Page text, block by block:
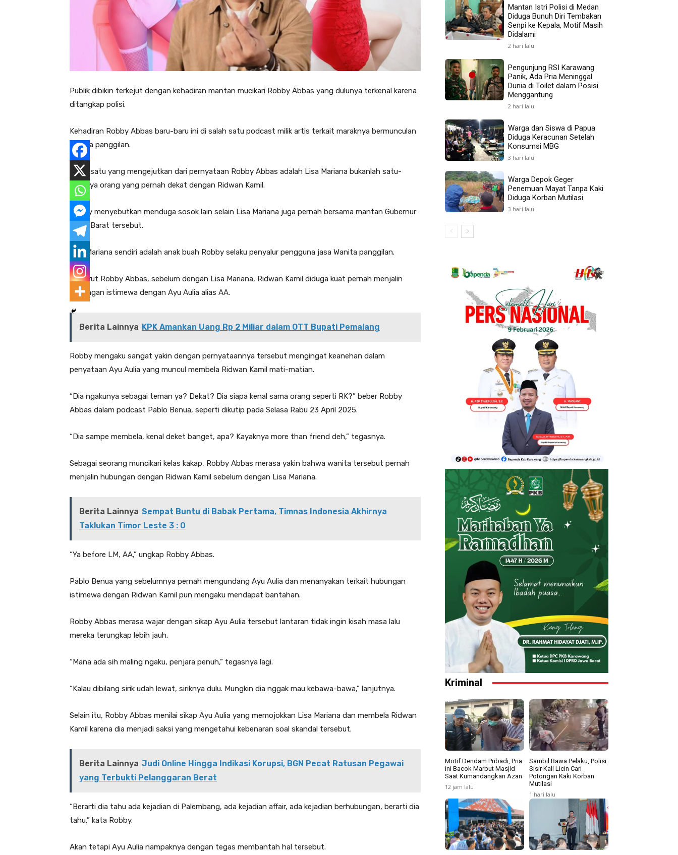
Publik dibikin terkejut dengan kehadiran mantan mucikari Robby Abbas yang dulunya terkenal karena
ditangkap polisi.
Kehadiran Robby Abbas baru-baru ini di salah satu podcast milik artis terkait maraknya bermunculan
wanita panggilan.
Salah satu yang mengejutkan dari pernyataan Robby Abbas adalah Lisa Mariana bukanlah satu-
satunya orang yang pernah dekat dengan Ridwan Kamil.
Robby menyebutkan menduga sosok lain selain Lisa Mariana juga pernah bersama mantan Gubernur
Jawa Barat tersebut.
Lisa Mariana sendiri adalah anak buah Robby selaku penyalur pengguna jasa Wanita panggilan.
Menurut Robby Abbas, sebelum dengan Lisa Mariana, Ridwan Kamil diduga kuat pernah menjalin
hubungan istimewa dengan Ayu Aulia alias AA.
Berita Lainnya KPK Amankan Uang Rp 2 Miliar dalam OTT Bupati Pemalang
Robby mengaku sangat yakin dengan pernyataannya tersebut mengingat keanehan dalam
penyataan Ayu Aulia yang muncul membela Ridwan Kamil mati-matian.
“Dia ngakunya sebagai teman ya? Dekat? Dia siapa kenal sama orang seperti RK?” beber Robby
Abbas dalam podcast Pablo Benua, seperti dikutip pada Selasa Rabu 23 April 2025.
“Dia sampe membela, kenal deket banget, apa? Kayaknya more than friend deh,” tegasnya.
Sebagai seorang muncikari kelas kakap, Robby Abbas merasa yakin bahwa wanita tersebut pernah
menjalin hubungan dengan Ridwan Kamil sebelum dengan Lisa Mariana.
Berita Lainnya Sempat Buntu di Babak Pertama, Timnas Indonesia Akhirnya
Taklukan Timor Leste 3 : 0
“Ya before LM, AA,” ungkap Robby Abbas.
Pablo Benua yang sebelumnya pernah mengundang Ayu Aulia dan menanyakan terkait hubungan
istimewa dengan Ridwan Kamil pun mengaku mendapat bantahan.
Robby Abbas merasa wajar dengan sikap Ayu Aulia tersebut lantaran tidak ingin kisah masa lalu
mereka terungkap lebih jauh.
“Mana ada sih maling ngaku, penjara penuh,” tegasnya lagi.
“Kalau dibilang sirik udah lewat, siriknya dulu. Mungkin dia nggak mau kebawa-bawa,” lanjutnya.
Selain itu, Robby Abbas menilai sikap Ayu Aulia yang memojokkan Lisa Mariana dan membela Ridwan
Kamil karena dia menjadi saksi yang mengetahui kebenaran soal skandal tersebut.
Berita Lainnya Judi Online Hingga Indikasi Korupsi, BGN Pecat Ratusan Pegawai
yang Terbukti Pelanggaran Berat
“Berarti dia tahu ada kejadian di Palembang, ada kejadian affair, ada kejadian berhubungan, berarti dia
tahu,” kata Robby.
Akan tetapi Ayu Aulia nampaknya dengan tegas membantah hal tersebut.
Mantan Istri Polisi di Medan
Diduga Bunuh Diri Tembakan
Senpi ke Kepala, Motif Masih
Didalami
2 hari lalu
Pengunjung RSI Karawang
Panik, Ada Pria Meninggal
Dunia di Toilet dalam Posisi
Menggantung
2 hari lalu
Warga dan Siswa di Papua
Diduga Keracunan Setelah
Konsumsi MBG
3 hari lalu
Warga Depok Geger
Penemuan Mayat Tanpa Kaki
Diduga Korban Mutilasi
3 hari lalu
Kriminal
Motif Dendam Pribadi, Pria
ini Bacok Marbut Masjid
Saat Kumandangkan Azan
12 jam lalu
Sambil Bawa Pelaku, Polisi
Sisir Kali Licin Cari
Potongan Kaki Korban
Mutilasi
1 hari lalu